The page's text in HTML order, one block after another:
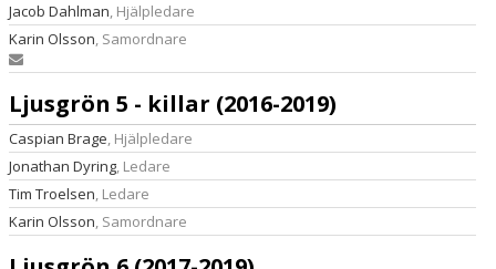
Jacob Dahlman, Hjälpledare
Karin Olsson, Samordnare
Ljusgrön 5 - killar (2016-2019)
Caspian Brage, Hjälpledare
Jonathan Dyring, Ledare
Tim Troelsen, Ledare
Karin Olsson, Samordnare